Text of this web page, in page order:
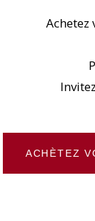
ACHÈTEZ